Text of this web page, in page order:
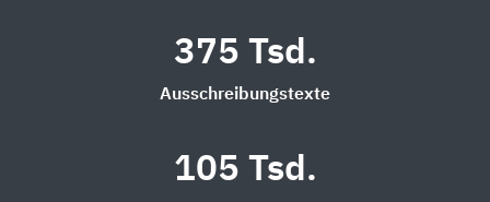
375 Tsd.
Ausschreibungstexte
105 Tsd.